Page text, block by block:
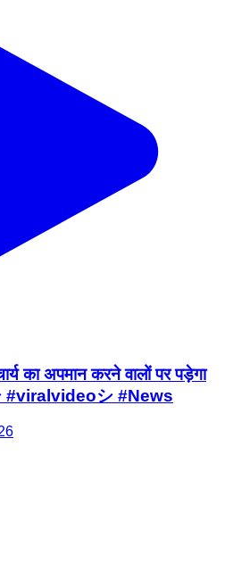
का अपमान करने वालों पर पड़ेगा
#viralvideoシ #News